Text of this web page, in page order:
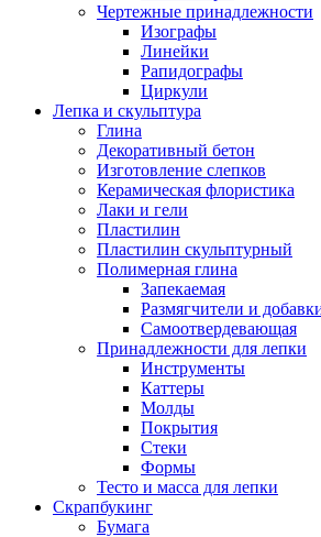
Чертежные принадлежности
Изографы
Линейки
Рапидографы
Циркули
Лепка и скульптура
Глина
Декоративный бетон
Изготовление слепков
Керамическая флористика
Лаки и гели
Пластилин
Пластилин скульптурный
Полимерная глина
Запекаемая
Размягчители и
Самоотвердевающая
Принадлежности для лепки
Инструменты
Каттеры
Молды
Покрытия
Стеки
Формы
Тесто и масса для лепки
Скрапбукинг
Бумага